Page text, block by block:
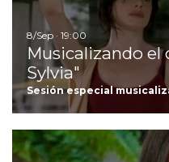
8/Sep · 19:00
Musicalizando el
Sylvia"
Sesión especial